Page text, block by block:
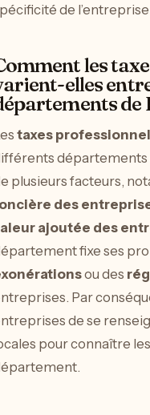
de
les
elles
de
taxes
départements
plusieurs facteurs,
des
ajoutée des
fixe ses
ou des
Par
de se
pour connaître